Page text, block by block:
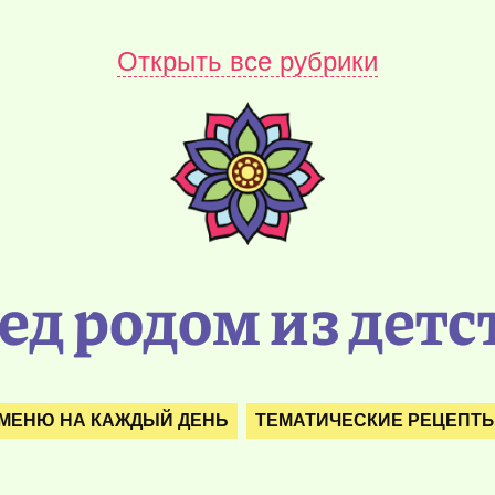
Открыть все рубрики
родом из
НА КАЖДЫЙ ДЕНЬ ТЕМАТИЧЕСКИЕ РЕЦЕПТЫ